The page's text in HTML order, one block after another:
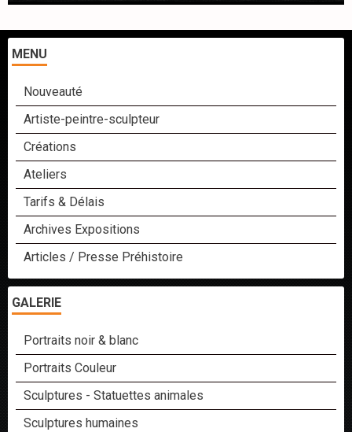
MENU
Nouveauté
Artiste-peintre-sculpteur
Créations
Ateliers
Tarifs & Délais
Archives Expositions
Articles / Presse Préhistoire
GALERIE
Portraits noir & blanc
Portraits Couleur
Sculptures - Statuettes animales
Sculptures humaines